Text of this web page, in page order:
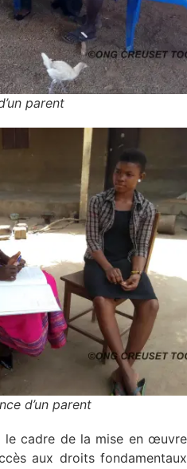
parent
d’un parent
le cadre de la mise en œuvre
aux droits fondamentaux